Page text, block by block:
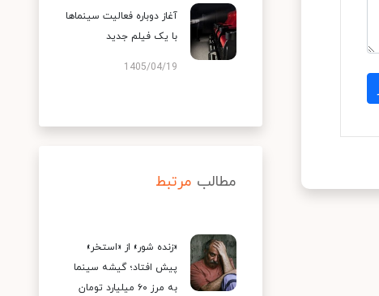
آغاز دوباره فعالیت سینماها
با یک فیلم جدید
1405/04/19
مطالب مرتبط
«زنده شور» از «استخر»
پیش افتاد؛ گیشه سینما
به مرز ۶۰ میلیارد تومان